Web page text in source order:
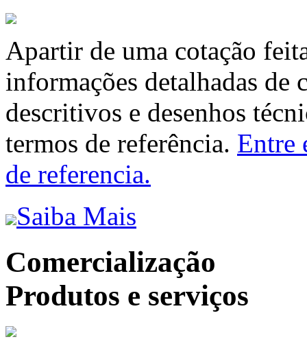
Apartir de uma cotação
informações detalhadas de
descritivos e desenhos
termos de referência. Entre
de referencia.
Saiba Mais
Comercialização
Produtos e serviços